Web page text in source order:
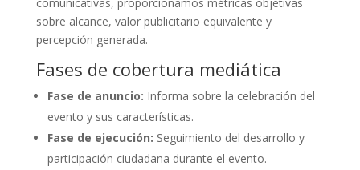
sobre alcance, valor publicitario equivalente y
percepción generada.
Fases de cobertura mediática
Fase de anuncio: Informa sobre la celebración del
evento y sus características.
Fase de ejecución: Seguimiento del desarrollo y
participación ciudadana durante el evento.